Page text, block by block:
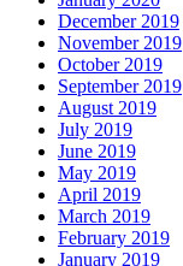
December 2019
November 2019
October 2019
September 2019
August 2019
July 2019
June 2019
May 2019
April 2019
March 2019
February 2019
January 2019